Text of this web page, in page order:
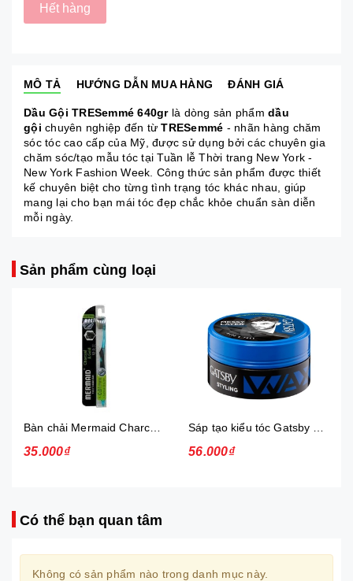
Hết hàng
MÔ TẢ HƯỚNG DẪN MUA HÀNG ĐÁNH GIÁ
Dầu Gội TRESemmé 640grlà dòng sản phẩm dầu
gội chuyên nghiệp đến từTRESemmé - nhãn hàng chăm
sóc tóc cao cấp của Mỹ, được sử dụng bởi các chuyên gia
chăm sóc/tạo mẫu tóc tại Tuần lễ Thời trang New York -
New York Fashion Week. Công thức sản phẩm được thiết
kế chuyên biệt cho từng tình trạng tóc khác nhau, giúp
mang lại cho bạn mái tóc đẹp chắc khỏe chuẩn sàn diễn
mỗi ngày.
Sản phẩm cùng loại
35.000₫ 56.000₫
Có thể bạn quan tâm
Không có sản phẩm nào trong danh mục này.